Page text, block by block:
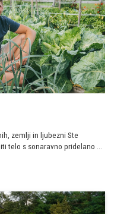
zemlji in ljubezni Ste
telo s sonaravno pridelano …